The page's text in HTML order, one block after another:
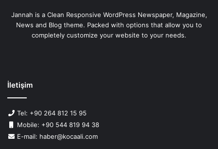
Jannah is a Clean Responsive WordPress Newspaper, Magazine,
News and Blog theme. Packed with options that allow you to
completely customize your website to your needs.
İletişim
Tel: +90 264 812 15 95
Mobile: +90 544 819 94 38
E-mail: haber@kocaali.com